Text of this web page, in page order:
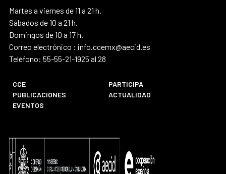
Martes a viernes de 11 a 21 h.
Sábados de 10 a 21 h.
Domingos de 10 a 17 h.
Correo electrónico : info.ccemx@aecid.es
Teléfono: 55-55-21-1925 al 28
CCE
PARTICIPA
PUBLICACIONES
ACTUALIDAD
EVENTOS